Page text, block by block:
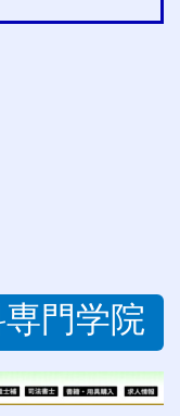
門学院